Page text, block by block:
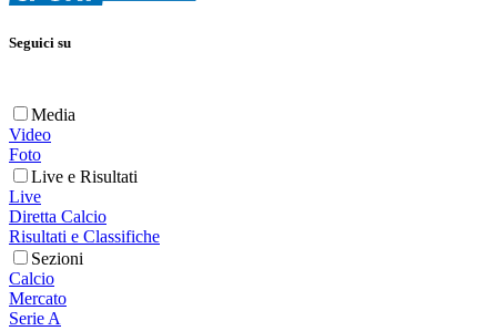
Seguici su
Media
Video
Foto
Live e Risultati
Live
Diretta Calcio
Risultati e Classifiche
Sezioni
Calcio
Mercato
Serie A